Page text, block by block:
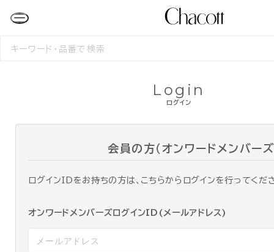
検
ログイン
Login
会員の方（オンワードメンバーズ
ログインIDをお持ちの方は、こちらからログインを行ってくだ
オンワードメンバーズログインID(メールアドレス)